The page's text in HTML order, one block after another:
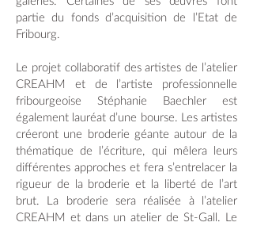
partie du fonds d’acquisition de l’Etat de
Fribourg.
Le projet collaboratif des artistes de l’atelier
CREAHM et de l’artiste professionnelle
fribourgeoise Stéphanie Baechler est
également lauréat d’une bourse. Les artistes
créeront une broderie géante autour de la
thématique de l’écriture, qui mêlera leurs
différentes approches et fera s’entrelacer la
rigueur de la broderie et la liberté de l’art
brut. La broderie sera réalisée à l’atelier
CREAHM et dans un atelier de St-Gall. Le